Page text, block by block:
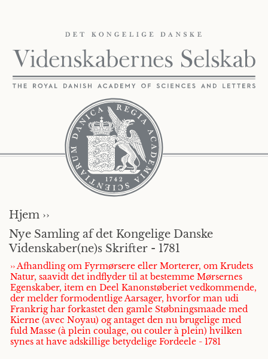
Hjem ››
Nye Samling af det Kongelige Danske
Videnskaber(ne)s Skrifter - 1781
›› Afhandling om Fyrmørsere eller Morterer, om Krudets
Natur, saavidt det indflyder til at bestemme Mørsernes
Egenskaber, item en Deel Kanonstøberiet vedkommende,
der melder formodentlige Aarsager, hvorfor man udi
Frankrig har forkastet den gamle Støbningsmaade med
Kierne (avec Noyau) og antaget den nu brugelige med
fuld Masse (à plein coulage, ou couler à plein) hvilken
synes at have adskillige betydelige Fordeele - 1781